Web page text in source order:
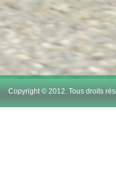
15
17
Copyright © 2012. Tous droits